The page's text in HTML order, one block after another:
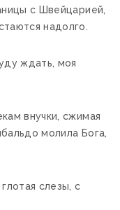
с Швейцарией,
надолго.
ждать, моя
внучки, сжимая
молила Бога,
слезы, с